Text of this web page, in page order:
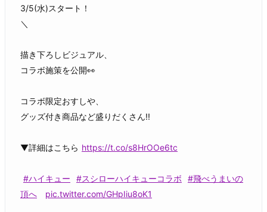
3/5(水)スタート！
＼
描き下ろしビジュアル、
コラボ施策を公開👀
コラボ限定おすしや、
グッズ付き商品など盛りだくさん!!
▼詳細はこちら https://t.co/s8HrOOe6tc
#ハイキュー #スシローハイキューコラボ
#飛べうまいの
頂へ
pic.twitter.com/GHpIiu8oK1